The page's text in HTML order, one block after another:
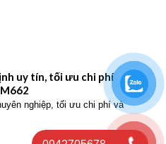
uy tín, tối ưu chi phí
nghiệp, tối ưu chi phí và
Thiết
hiện